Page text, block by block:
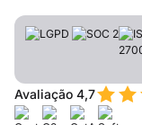
Avaliação 4,7